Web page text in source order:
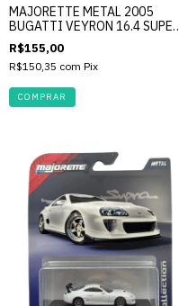
MAJORETTE METAL 2005
BUGATTI VEYRON 16.4 SUPER
SPORT
R$155,00
R$150,35 com Pix